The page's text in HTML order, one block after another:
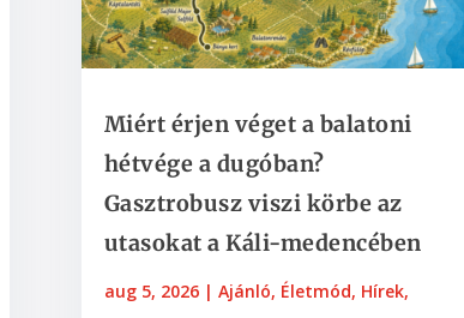
Miért érjen véget a balatoni
hétvége a dugóban?
Gasztrobusz viszi körbe az
utasokat a Káli-medencében
aug 5, 2026| Ajánló, Életmód, Hírek,